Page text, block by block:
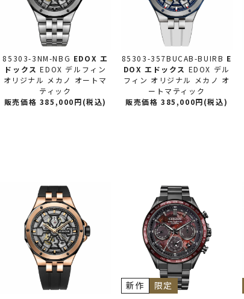
85303-3NM-NBG EDOX エ
ドックス EDOX デルフィン
オリジナル メカノ オートマ
ティック
販売価格 385,000円(税込)
85303-357BUCAB-BUIRB E
DOX エドックス EDOX デル
フィン オリジナル メカノ オ
ートマティック
販売価格 385,000円(税込)
新作 限定